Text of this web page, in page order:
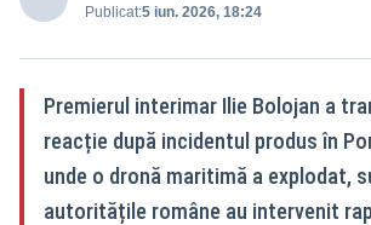
Publicat:5 iun. 2026, 18:24
Premierul interimar Ilie Bolojan a
reacție după incidentul produs în
unde o dronă maritimă a explodat,
autoritățile române au intervenit